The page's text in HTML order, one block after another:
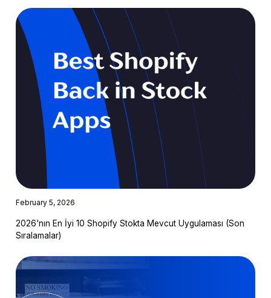
February 5, 2026
2026'nın En İyi 10 Shopify Stokta Mevcut Uygulaması (Son
Sıralamalar)